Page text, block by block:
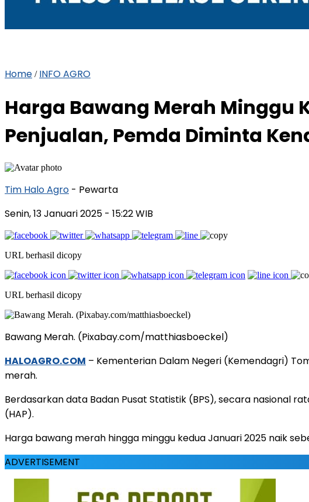
Home / INFO AGRO
Harga Bawang Merah Minggu
Penjualan, Pemda Diminta
Tim Halo Agro - Pewarta
Senin, 13 Januari 2025 - 15:22 WIB
URL berhasil dicopy
URL berhasil dicopy
Bawang Merah. (Pixabay.com/matthiasboeckel)
HALOAGRO.COM – Kementerian Dalam Negeri (Kemendagri)
merah.
Berdasarkan data Badan Pusat Statistik (BPS), secara nasional
(HAP).
Harga bawang merah hingga minggu kedua Januari 2025 naik
ADVERTISEMENT